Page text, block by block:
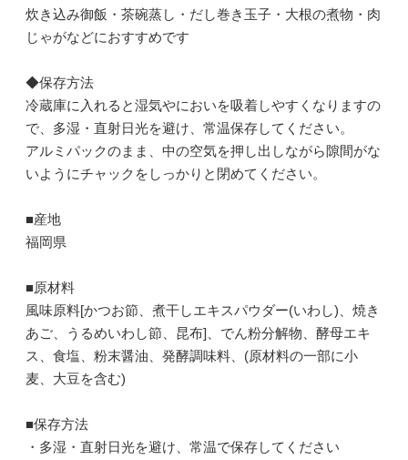
炊き込み御飯・茶碗蒸し・だし巻き玉子・大根の煮物・肉
じゃがなどにおすすめです
◆保存方法
冷蔵庫に入れると湿気やにおいを吸着しやすくなりますの
で、多湿・直射日光を避け、常温保存してください。
アルミパックのまま、中の空気を押し出しながら隙間がな
いようにチャックをしっかりと閉めてください。
■産地
福岡県
■原材料
風味原料[かつお節、煮干しエキスパウダー(いわし)、焼き
あご、うるめいわし節、昆布]、でん粉分解物、酵母エキ
ス、食塩、粉末醤油、発酵調味料、(原材料の一部に小
麦、大豆を含む)
■保存方法
・多湿・直射日光を避け、常温で保存してください